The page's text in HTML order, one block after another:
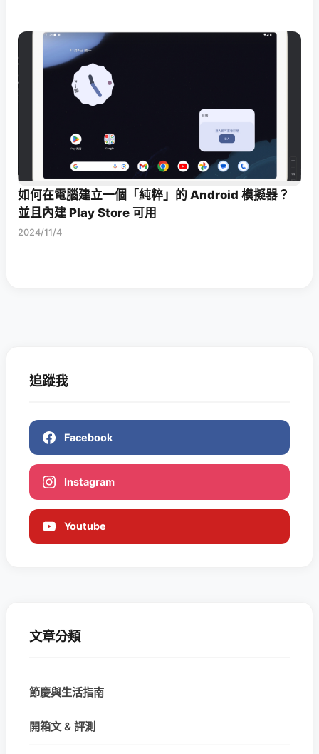
如何在電腦建立一個「純粹」的 Android 模擬器？
並且內建 Play Store 可用
2024/11/4
追蹤我
Facebook
Instagram
Youtube
文章分類
節慶與生活指南
開箱文 & 評測